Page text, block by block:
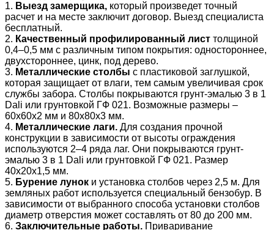
1. Выезд замерщика, который произведет точный
расчет и на месте заключит договор. Выезд специалиста
бесплатный.
2. Качественный профилированный лист толщиной
0,4–0,5 мм с различным типом покрытия: одностороннее,
двухстороннее, цинк, под дерево.
3. Металлические столбы с пластиковой заглушкой,
которая защищает от влаги, тем самым увеличивая срок
службы забора. Столбы покрываются грунт-эмалью 3 в 1
Dali или грунтовкой ГФ 021. Возможные размеры –
60x60х2 мм и 80x80х3 мм.
4. Металлические лаги. Для создания прочной
конструкции в зависимости от высоты ограждения
используются 2–4 ряда лаг. Они покрываются грунт-
эмалью 3 в 1 Dali или грунтовкой ГФ 021. Размер
40х20х1,5 мм.
5. Бурение лунок и установка столбов через 2,5 м. Для
земляных работ используется специальный бензобур. В
зависимости от выбранного способа установки столбов
диаметр отверстия может составлять от 80 до 200 мм.
6. Заключительные работы. Приваривание